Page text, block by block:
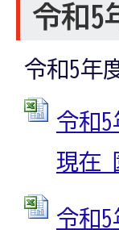
令和5
令和5年
令和
現在
令和